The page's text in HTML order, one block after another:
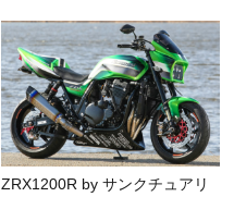
ZRX1200R by サンクチュアリ